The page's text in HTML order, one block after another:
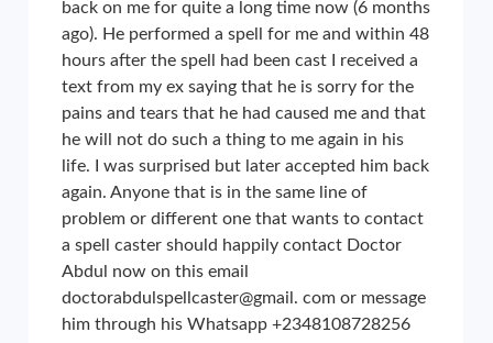
back on me for quite a long time now (6 months
ago). He performed a spell for me and within 48
hours after the spell had been cast I received a
text from my ex saying that he is sorry for the
pains and tears that he had caused me and that
he will not do such a thing to me again in his
life. I was surprised but later accepted him back
again. Anyone that is in the same line of
problem or different one that wants to contact
a spell caster should happily contact Doctor
Abdul now on this email
doctorabdulspellcaster@gmail. com or message
him through his Whatsapp +2348108728256